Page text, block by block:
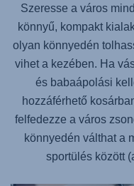
Szeresse a város
könnyű, kompakt
olyan könnyedén
vihet a kezében. Ha
és babaápolási
hozzáférhető
felfedezze a város
könnyedén válthat a
sportülés között